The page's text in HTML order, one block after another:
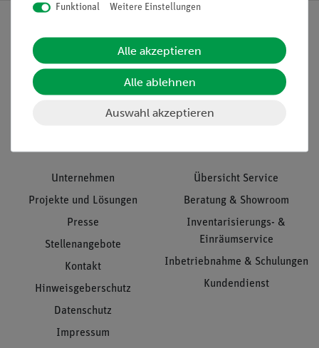
Nach oben
Unternehmen
Projekte und Lösungen
Presse
Stellenangebote
Kontakt
Hinweisgeberschutz
Datenschutz
Impressum
Übersicht Service
Beratung & Showroom
Inventarisierungs- &
Einräumservice
Inbetriebnahme & Schulungen
Kundendienst
Funktional Weitere Einstellungen
Alle akzeptieren
Alle ablehnen
Auswahl akzeptieren